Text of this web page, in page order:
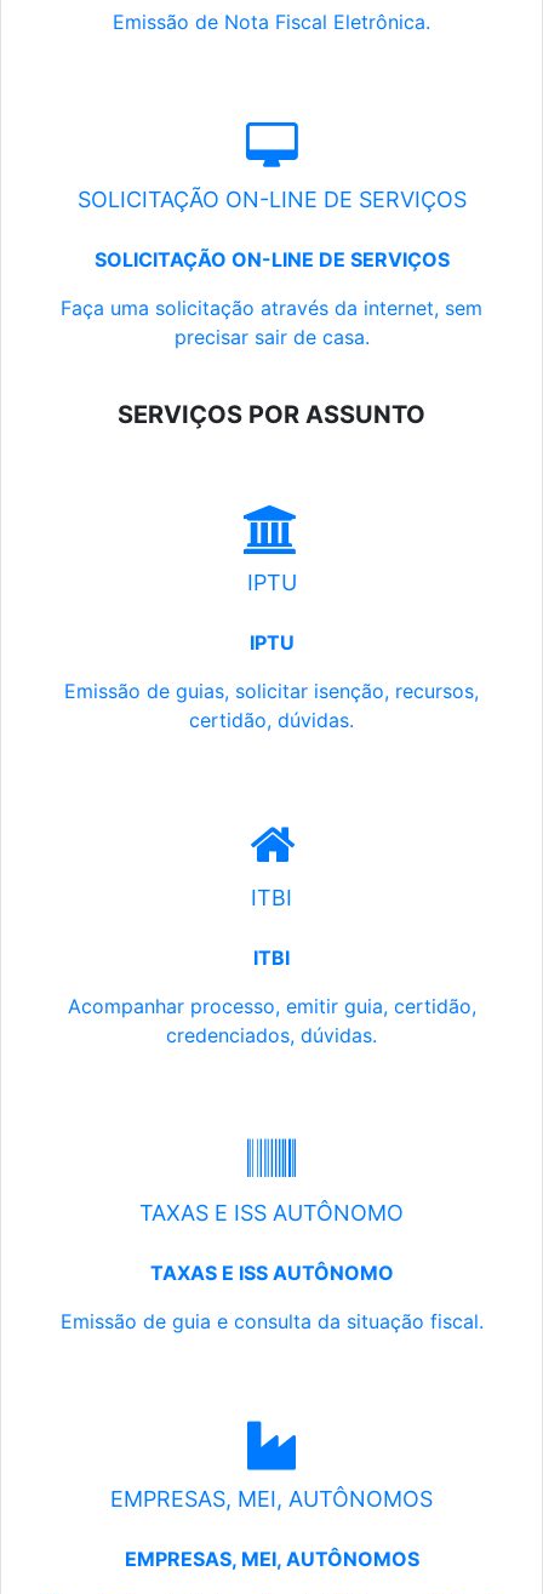
Emissão de Nota Fiscal Eletrônica.
SOLICITAÇÃO ON-LINE DE SERVIÇOS
SOLICITAÇÃO ON-LINE DE SERVIÇOS
Faça uma solicitação através da internet, sem
precisar sair de casa.
SERVIÇOS POR ASSUNTO
IPTU
IPTU
Emissão de guias, solicitar isenção, recursos,
certidão, dúvidas.
ITBI
ITBI
Acompanhar processo, emitir guia, certidão,
credenciados, dúvidas.
TAXAS E ISS AUTÔNOMO
TAXAS E ISS AUTÔNOMO
Emissão de guia e consulta da situação fiscal.
EMPRESAS, MEI, AUTÔNOMOS
EMPRESAS, MEI, AUTÔNOMOS